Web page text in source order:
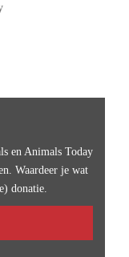
en Animals Today
Waardeer je wat
donatie.